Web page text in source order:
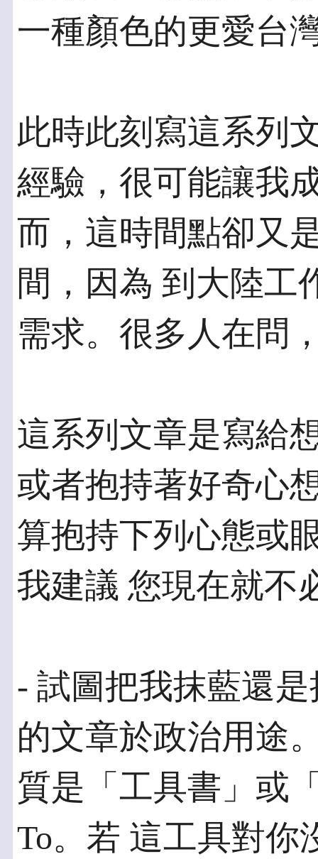
一種顏色的更愛台
此時此刻寫這系列
經驗，很可能讓我
而，這時間點卻又
間，因為 到大陸工
需求。很多人在問
這系列文章是寫給
或者抱持著好奇心
算抱持下列心態或
我建議 您現在就不
- 試圖把我抹藍還
的文章於政治用途
質是「工具書」或
To。若 這工具對你